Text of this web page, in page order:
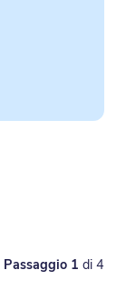
Passaggio 1 di 4